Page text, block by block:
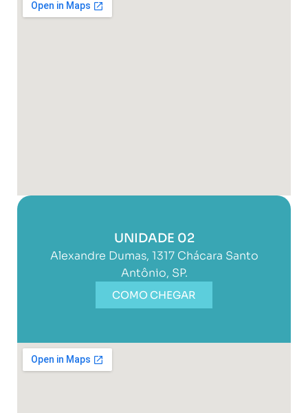
UNIDADE 02
Alexandre Dumas, 1317 Chácara Santo
Antônio, SP.
COMO CHEGAR